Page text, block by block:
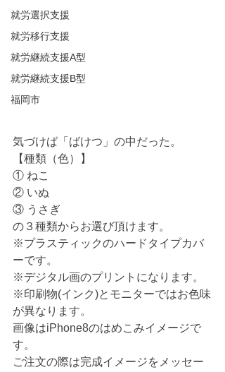
就労選択支援
就労移行支援
就労継続支援A型
就労継続支援B型
福岡市
気づけば「ばけつ」の中だった。
【種類（色）】
① ねこ
② いぬ
③ うさぎ
の３種類からお選び頂けます。
※プラスティックのハードタイプカバ
ーです。
※デジタル画のプリントになります。
※印刷物(インク)とモニターではお色味
が異なります。
画像はiPhone8のはめこみイメージで
す。
ご注文の際は完成イメージをメッセー